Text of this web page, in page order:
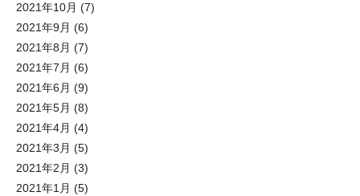
2021年10月 (7)
2021年9月 (6)
2021年8月 (7)
2021年7月 (6)
2021年6月 (9)
2021年5月 (8)
2021年4月 (4)
2021年3月 (5)
2021年2月 (3)
2021年1月 (5)